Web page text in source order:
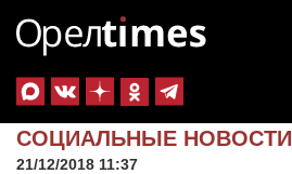
СОЦИАЛЬНЫЕ НОВОСТИ
21/12/2018 11:37